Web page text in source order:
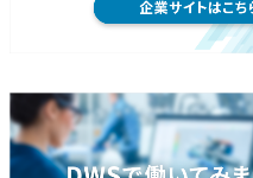
サーバーレス
プライベート
メンバー紹介